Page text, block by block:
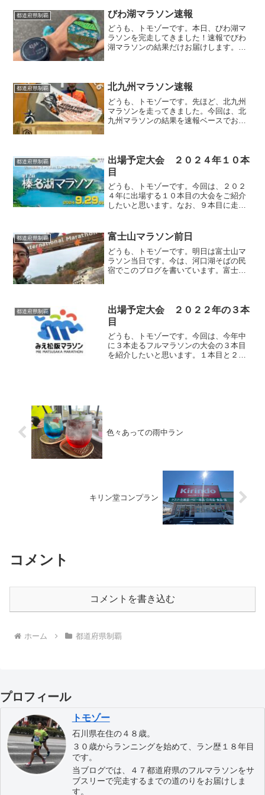
回は、いわて奥州きらめきマラソンの目
標を書いていこうと思いま...
都道府県制覇 びわ湖マラソン速報
どうも、トモゾーです。本日、びわ湖マ
ラソンを完走してきました！速報でびわ
湖マラソンの結果だけお届けします。び
た・・・本ブログを始めて...
都道府県制覇 北九州マラソン速報
どうも、トモゾーです。先ほど、北九州
マラソンを走ってきました。今回は、北
九州マラソンの結果を速報ベースでお届
達成し、これで全国制覇は...
都道府県制覇
出場予定大会 ２０２４年１０本
目
どうも、トモゾーです。今回は、２０２
４年に出場する１０本目の大会をご紹介
したいと思います。なお、９本目に走る
「榛名湖マラソン」です。開催日は２０
２４年９月２９日（日）で...
都道府県制覇 富士山マラソン前日
どうも、トモゾーです。明日は富士山マ
ラソン当日です。今は、河口湖そばの民
宿でこのブログを書いています。富士山
動にしました。今回通るル...
都道府県制覇
出場予定大会 ２０２２年の３本
目
どうも、トモゾーです。今回は、今年中
に３本走るフルマラソンの大会の３本目
を紹介したいと思います。１本目と２本
色々あっての雨中ラン
キリン堂コンプラン
コメント
コメントを書き込む
ホーム 都道府県制覇
プロフィール
トモゾー
石川県在住の４８歳。
３０歳からランニングを始めて、ラン歴１８年目
です。
当ブログでは、４７都道府県のフルマラソンをサ
ブスリーで完走するまでの道のりをお届けしま
す。